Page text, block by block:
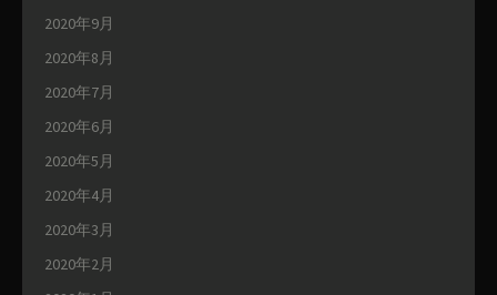
2020年9月
2020年8月
2020年7月
2020年6月
2020年5月
2020年4月
2020年3月
2020年2月